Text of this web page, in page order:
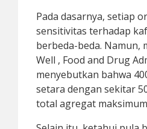
Pada dasarnya, setiap
sensitivitas terhadap
berbeda-beda. Namun,
Well , Food and Drug
menyebutkan bahwa
setara dengan sekitar
total agregat